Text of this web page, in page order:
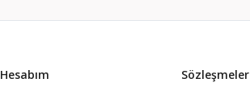
Hesabım Sözleşmeler